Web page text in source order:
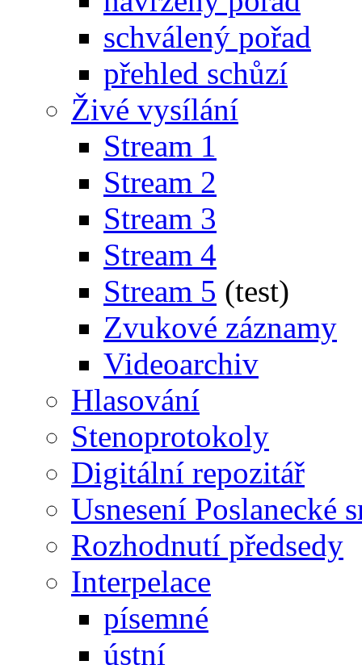
schválený pořad
přehled schůzí
Živé vysílání
Stream 1
Stream 2
Stream 3
Stream 4
Stream 5 (test)
Zvukové záznamy
Videoarchiv
Hlasování
Stenoprotokoly
Digitální repozitář
Usnesení Poslanecké
Rozhodnutí předsedy
Interpelace
písemné
ústní